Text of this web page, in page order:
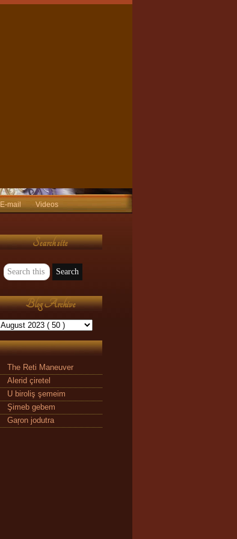
E-mail
Videos
Search site
Blog Archive
The Reti Maneuver
Alerid çiretel
U biroliş şemeim
Şimeb gebem
Gaŗon jodutra